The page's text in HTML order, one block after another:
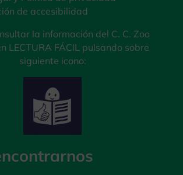
de accesibilidad
la información del C. C. Zoo
LECTURA FÁCIL pulsando sobre
siguiente icono: